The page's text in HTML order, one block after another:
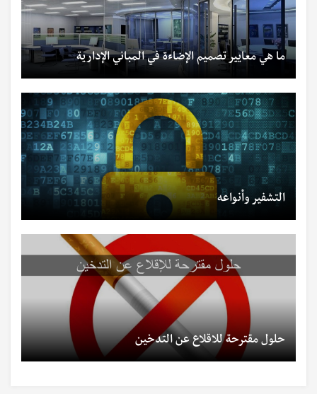
ما هي معايير تصميم الإضاءة في المباني الإدارية
التشفير وأنواعه
حلول مقترحة للاقلاع عن التدخين